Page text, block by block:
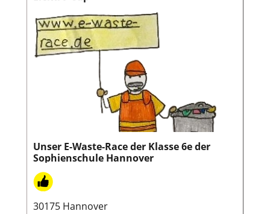
Unser E-Waste-Race der Klasse 6e der
Sophienschule Hannover
30175 Hannover